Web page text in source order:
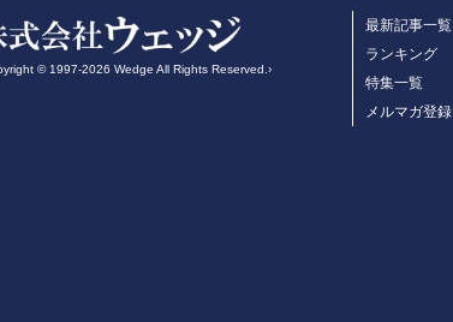
© 1997-2026 Wedge All Rights Reserved.›
最新記事一覧
ランキング
特集一覧
メルマガ登録